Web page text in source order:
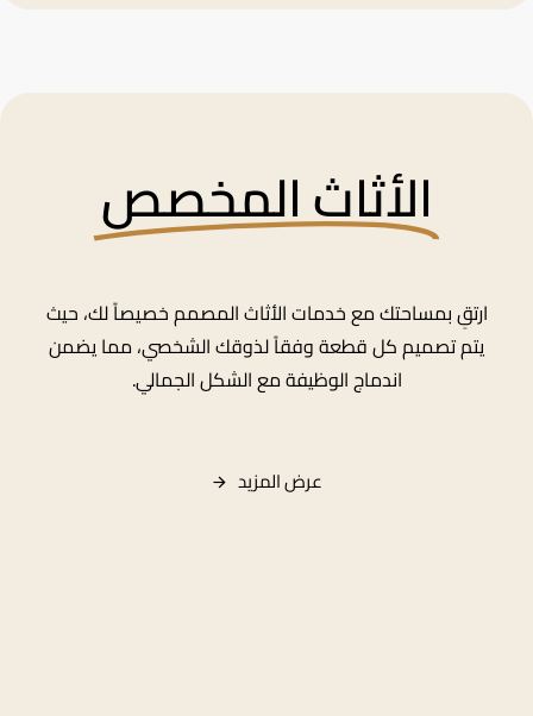
الأثاث المخصص
ارتقِ بمساحتك مع خدمات الأثاث المصمم خصيصاً لك، حيث
يتم تصميم كل قطعة وفقاً لذوقك الشخصي، مما يضمن
اندماج الوظيفة مع الشكل الجمالي.
عرضالمزيد